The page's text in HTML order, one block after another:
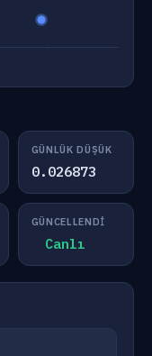
GÜNLÜK DÜŞÜK
0.026873
GÜNCELLENDI
Canlı